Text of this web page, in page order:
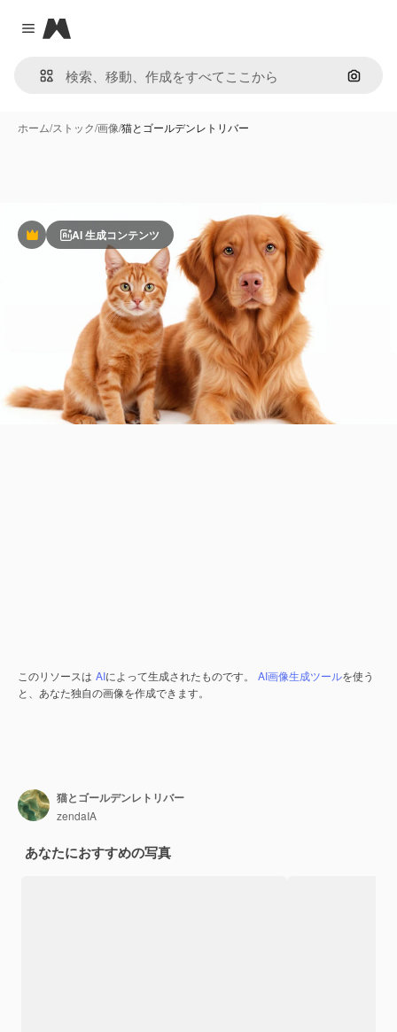
Close menu
Magnific
画像で
ホーム/ストック/画像/猫とゴールデンレトリバー
PremiumAI 生成コンテンツ
このリソースは AIによって生成されたものです。 AI画像生成ツールを使う
と、あなた独自の画像を作成できます。
猫とゴールデンレトリバー
zendaIA
あなたにおすすめの写真